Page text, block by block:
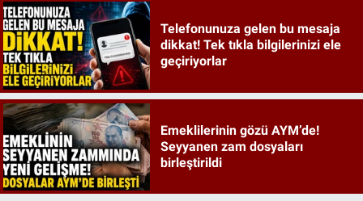
Telefonunuza gelen bu mesaja
dikkat! Tek tıkla bilgilerinizi ele
geçiriyorlar
Emeklilerinin gözü AYM’de!
Seyyanen zam dosyaları
birleştirildi